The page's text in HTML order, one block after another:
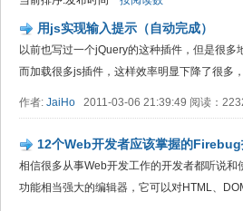
用js实现输入提示（自动完成）
以前也写过一个jQuery的这种插件，但是很
而加载很多js插件，这样效率明显下降了很多
作者: JaiHo 2011-03-06 21:39:49 阅读：
12个Web开发者应该掌握的
相信很多从事Web开发工作的开发者都听说
功能相当强大的编辑器，它可以对HTML、